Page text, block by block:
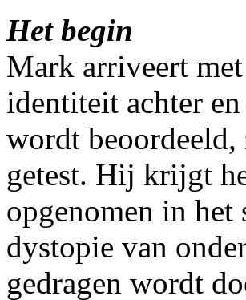
Het begin
Mark arriveert
identiteit achter
wordt
getest. Hij krijgt
opgenomen in
dystopie van
gedragen wordt